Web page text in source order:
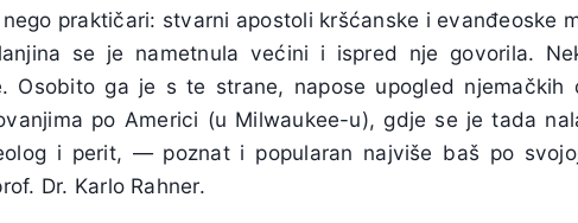
praktičari: stvarni apostoli kršćanske i evanđeoske
se je nametnula većini i ispred nje govorila.
Osobito ga je s te strane, napose upogled
po Americi (u Milwaukee-u), gdje se je tada
i perit, — poznat i popularan najviše baš po
Dr. Karlo Rahner.